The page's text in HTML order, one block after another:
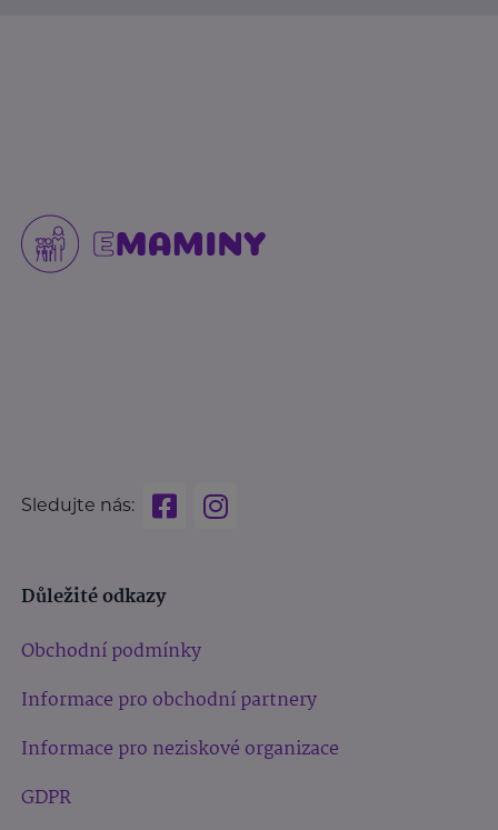
Sledujte nás:
Důležité odkazy
Obchodní podmínky
Informace pro obchodní partnery
Informace pro neziskové organizace
GDPR